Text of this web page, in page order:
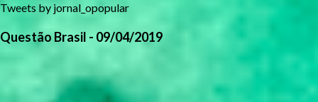
Tweets by jornal_opopular
Questão Brasil - 09/04/2019